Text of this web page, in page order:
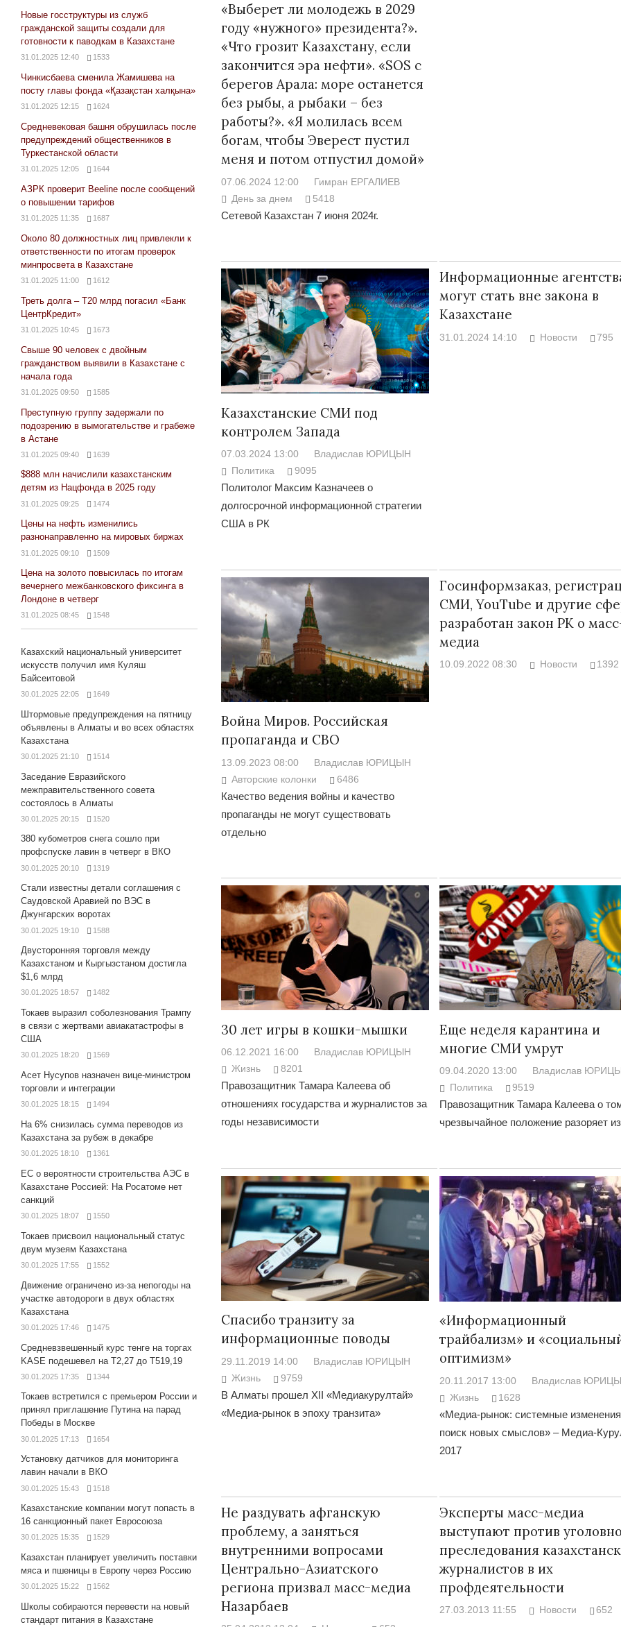
«Выберет ли молодежь в 2029
году «нужного» президента?».
«Что грозит Казахстану, если
закончится эра нефти». «SOS с
берегов Арала: море останется
без рыбы, а рыбаки – без
работы?». «Я молилась всем
богам, чтобы Эверест пустил
меня и потом отпустил домой»
07.06.2024 12:00
Гимран ЕРГАЛИЕВ
День за днем
5418
Сетевой Казахстан 7 июня 2024г.
Казахстанские СМИ под
контролем Запада
07.03.2024 13:00
Владислав ЮРИЦЫН
Политика
9095
Политолог Максим Казначеев о
долгосрочной информационной стратегии
США в РК
Информационные
могут стать вне закона в
Казахстане
31.01.2024 14:10 Новости 795
Война Миров. Российская
пропаганда и СВО
13.09.2023 08:00
Владислав ЮРИЦЫН
Авторские колонки
6486
Качество ведения войны и качество
пропаганды не могут существовать
отдельно
Госинформзаказ,
СМИ, YouTube и другие
разработан закон РК о
медиа
10.09.2022 08:30 Новости 1392
30 лет игры в кошки-мышки
06.12.2021 16:00
Владислав ЮРИЦЫН
Жизнь
8201
Правозащитник Тамара Калеева об
отношениях государства и журналистов за
годы независимости
Еще неделя карантина и
многие СМИ умрут
09.04.2020 13:00
Владислав
Политика
9519
Правозащитник Тамара Калеева о
чрезвычайное положение разоряет
Спасибо транзиту за
информационные поводы
29.11.2019 14:00
Владислав ЮРИЦЫН
Жизнь
9759
В Алматы прошел XII «Медиакурултай»
«Медиа-рынок в эпоху транзита»
«Информационный
трайбализм» и
оптимизм»
20.11.2017 13:00
Владислав
Жизнь
1628
«Медиа-рынок: системные
поиск новых смыслов» – Медиа-
2017
Не раздувать афганскую
проблему, а заняться
внутренними вопросами
Центрально-Азиатского
региона призвал масс-медиа
Назарбаев
Эксперты масс-медиа
выступают против
преследования
журналистов в их
профдеятельности
27.03.2013 11:55 Новости 652
Новые госструктуры из служб
гражданской защиты создали для
готовности к паводкам в Казахстане
31.01.2025 12:40 1533
Чинкисбаева сменила Жамишева на
посту главы фонда «Қазақстан халқына»
31.01.2025 12:15 1624
Средневековая башня обрушилась после
предупреждений общественников в
Туркестанской области
31.01.2025 12:05 1644
АЗРК проверит Beeline после сообщений
о повышении тарифов
31.01.2025 11:35 1687
Около 80 должностных лиц привлекли к
ответственности по итогам проверок
минпросвета в Казахстане
31.01.2025 11:00 1612
Треть долга – Т20 млрд погасил «Банк
ЦентрКредит»
31.01.2025 10:45 1673
Свыше 90 человек с двойным
гражданством выявили в Казахстане с
начала года
31.01.2025 09:50 1585
Преступную группу задержали по
подозрению в вымогательстве и грабеже
в Астане
31.01.2025 09:40 1639
$888 млн начислили казахстанским
детям из Нацфонда в 2025 году
31.01.2025 09:25 1474
Цены на нефть изменились
разнонаправленно на мировых биржах
31.01.2025 09:10 1509
Цена на золото повысилась по итогам
вечернего межбанковского фиксинга в
Лондоне в четверг
31.01.2025 08:45 1548
Казахский национальный университет
искусств получил имя Куляш
Байсеитовой
30.01.2025 22:05 1649
Штормовые предупреждения на пятницу
объявлены в Алматы и во всех областях
Казахстана
30.01.2025 21:10 1514
Заседание Евразийского
межправительственного совета
состоялось в Алматы
30.01.2025 20:15 1520
380 кубометров снега сошло при
профспуске лавин в четверг в ВКО
30.01.2025 20:10 1319
Стали известны детали соглашения с
Саудовской Аравией по ВЭС в
Джунгарских воротах
30.01.2025 19:10 1588
Двусторонняя торговля между
Казахстаном и Кыргызстаном достигла
$1,6 млрд
30.01.2025 18:57 1482
Токаев выразил соболезнования Трампу
в связи с жертвами авиакатастрофы в
США
30.01.2025 18:20 1569
Асет Нусупов назначен вице-министром
торговли и интеграции
30.01.2025 18:15 1494
На 6% снизилась сумма переводов из
Казахстана за рубеж в декабре
30.01.2025 18:10 1361
ЕС о вероятности строительства АЭС в
Казахстане Россией: На Росатоме нет
санкций
30.01.2025 18:07 1550
Токаев присвоил национальный статус
двум музеям Казахстана
30.01.2025 17:55 1552
Движение ограничено из-за непогоды на
участке автодороги в двух областях
Казахстана
30.01.2025 17:46 1475
Средневзвешенный курс тенге на торгах
KASE подешевел на Т2,27 до Т519,19
30.01.2025 17:35 1344
Токаев встретился с премьером России и
принял приглашение Путина на парад
Победы в Москве
30.01.2025 17:13 1654
Установку датчиков для мониторинга
лавин начали в ВКО
30.01.2025 15:43 1518
Казахстанские компании могут попасть в
16 санкционный пакет Евросоюза
30.01.2025 15:35 1529
Казахстан планирует увеличить поставки
мяса и пшеницы в Европу через Россию
30.01.2025 15:22 1562
Школы собираются перевести на новый
стандарт питания в Казахстане